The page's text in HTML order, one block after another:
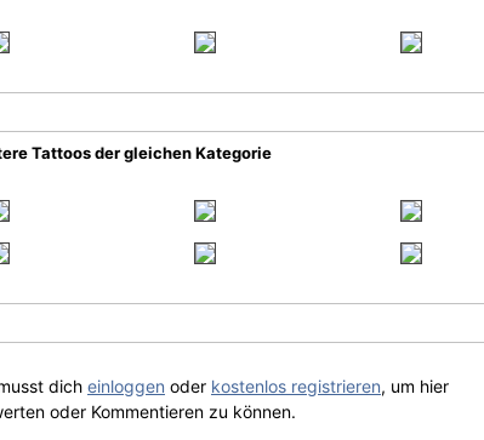
Tattoos der gleichen Kategorie
dich einloggen oder kostenlos registrieren, um hier
oder Kommentieren zu können.